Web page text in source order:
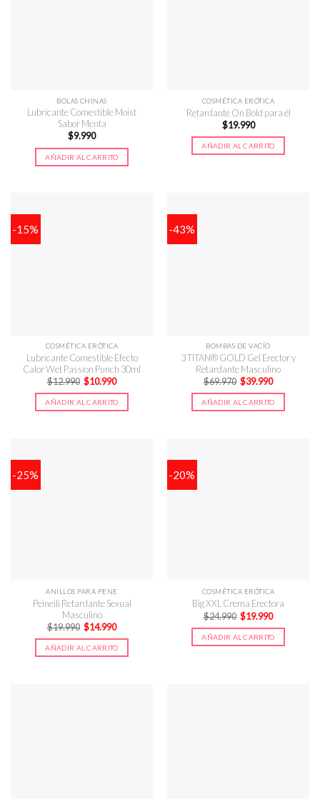
BOLAS CHINAS
Lubricante Comestible Moist
Sabor Menta
$9.990
AÑADIR AL CARRITO
COSMÉTICA ERÓTICA
Retardante On Bold para él
$19.990
AÑADIR AL CARRITO
-15%
COSMÉTICA ERÓTICA
Lubricante Comestible Efecto
Calor Wet Passion Punch 30ml
$12.990 El
precio
original
era:
$12.990.
$10.990El
actual
es:
$10.990.
AÑADIR AL CARRITO
-43%
BOMBAS DE VACÍO
3 TITAN® GOLD Gel Erector y
Retardante Masculino
$69.970 El
precio
original
era:
$69.970.
$39.990El
actual
es:
$39.990.
AÑADIR AL CARRITO
-25%
ANILLOS PARA PENE
Peineili Retardante Sexual
Masculino
$19.990 El
precio
original
era:
$19.990.
$14.990El
actual
es:
$14.990.
AÑADIR AL CARRITO
-20%
COSMÉTICA ERÓTICA
Big XXL Crema Erectora
$24.990 El
precio
original
era:
$24.990.
$19.990El
actual
es:
$19.990.
AÑADIR AL CARRITO